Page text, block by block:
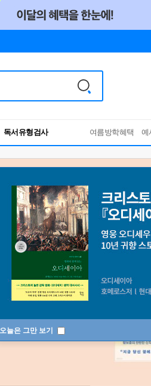
RBTI Lab
독서유형검사
여름방학혜택 예
오늘은 그만 보기